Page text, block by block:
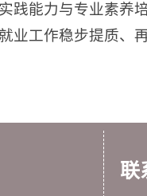
践能力与专业素养
业工作稳步提质、再
联